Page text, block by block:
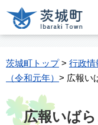
茨城町トップ> 行政情
（令和元年） > 広報い
広報いば